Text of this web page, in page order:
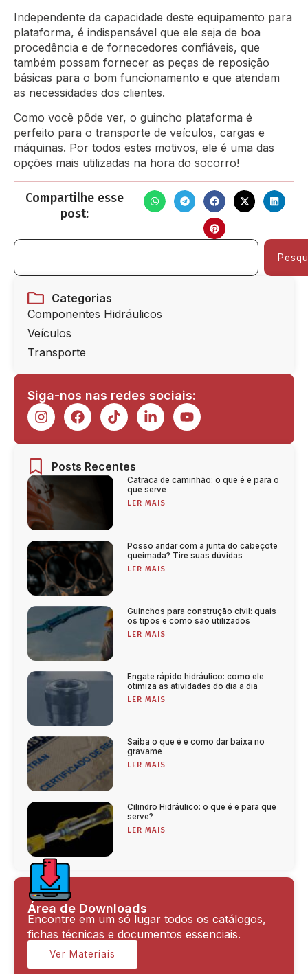
Independente da capacidade deste equipamento para
plataforma, é indispensável que ele seja de boa
procedência e de fornecedores confiáveis, que
também possam fornecer as peças de reposição
básicas para o bom funcionamento e que atendam
as necessidades dos clientes.
Como você pôde ver, o guincho plataforma é
perfeito para o transporte de veículos, cargas e
máquinas. Por todos estes motivos, ele é uma das
opções mais utilizadas na hora do socorro!
Compartilhe esse
post:
Categorias
Componentes Hidráulicos
Veículos
Transporte
Siga-nos nas redes sociais:
Posts Recentes
Catraca de caminhão: o que é e para o
que serve
LER MAIS
Posso andar com a junta do cabeçote
queimada? Tire suas dúvidas
LER MAIS
Guinchos para construção civil: quais
os tipos e como são utilizados
LER MAIS
Engate rápido hidráulico: como ele
otimiza as atividades do dia a dia
LER MAIS
Saiba o que é e como dar baixa no
gravame
LER MAIS
Cilindro Hidráulico: o que é e para que
serve?
LER MAIS
Área de Downloads
Encontre em um só lugar todos os catálogos,
fichas técnicas e documentos essenciais.
Ver Materiais